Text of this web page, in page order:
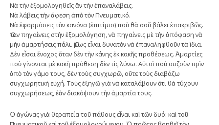
Νὰ τὴν ἐξομολογηθεῖς ἂν τὴν ἐπαναλάβεις.
Νὰ λάβεις τὴν ἄφεση ἀπὸ τὸν Πνευματικό.
Νὰ ἐφαρμόσεις τὸν κανόνα (ἐπιτίμιο) ποὺ θὰ σοῦ βάλει ἐπακριβῶς.
Ὅταν πηγαίνεις στὴν ἐξομολόγηση, νὰ πηγαίνεις μὲ τὴν ἀπόφαση νὰ
μὴν ἁμαρτήσεις πάλι. Ὅμως εἶναι δυνατὸν νὰ ἐπαναληφθοῦν τὰ ἴδια.
Δὲν εἶσαι ἔνοχος ὅταν δὲν τὴν κάνης ἐκ κακῆς προθέσεως. Ἁμαρτίες
ποὺ γίνονται μὲ κακὴ πρόθεση δὲν τὶς λύνω. Αὐτοὶ ποὺ συζοῦν πρὶν
ἀπὸ τὸν γάμο τους, δὲν τοὺς συγχωρῶ, οὔτε τοὺς διαβάζω
συγχωρητικὴ εὐχή. Τοὺς ἐξηγῶ γιὰ νὰ καταλάβουν ὅτι θὰ τύχουν
συγχωρήσεως, ἐὰν διακόψουν τὴν ἁμαρτία τους.
Ὁ ἀγώνας γιὰ θεραπεία τοῦ πάθους εἶναι καὶ τῶν δυό: καὶ τοῦ